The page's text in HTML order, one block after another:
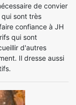
de convier
sont très
confiance à JH
qui sont
d'autres
Il dresse aussi